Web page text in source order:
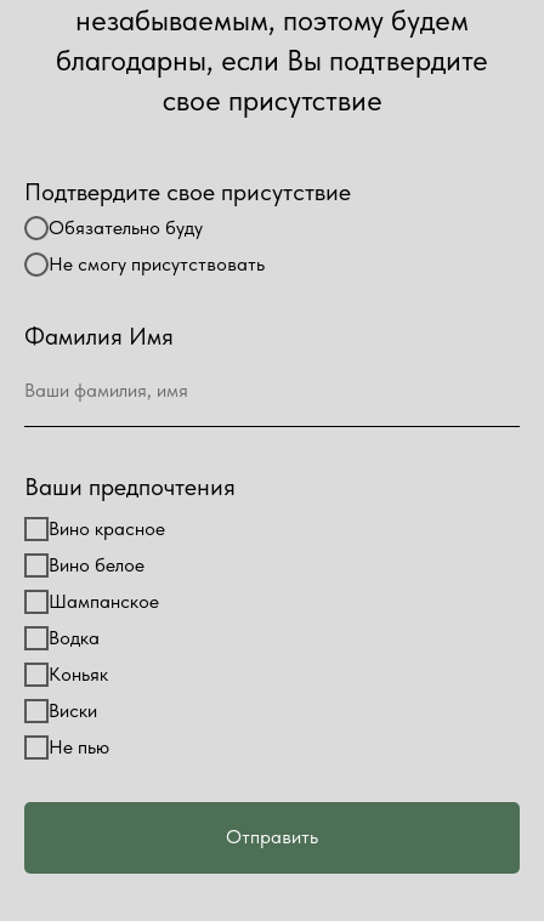
незабываемым, поэтому будем
благодарны, если Вы подтвердите
свое присутствие
Подтвердите свое присутствие
Обязательно буду
Не смогу присутствовать
Фамилия Имя
Ваши фамилия, имя
Ваши предпочтения
Вино красное
Вино белое
Шампанское
Водка
Коньяк
Виски
Не пью
Отправить